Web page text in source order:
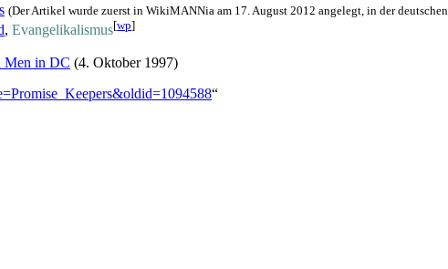
(Der Artikel wurde zuerst in WikiMANNia am 17. August 2012 angelegt, in der deutschen
, Evangelikalismus[wp]
Men in DC (4. Oktober 1997)
“